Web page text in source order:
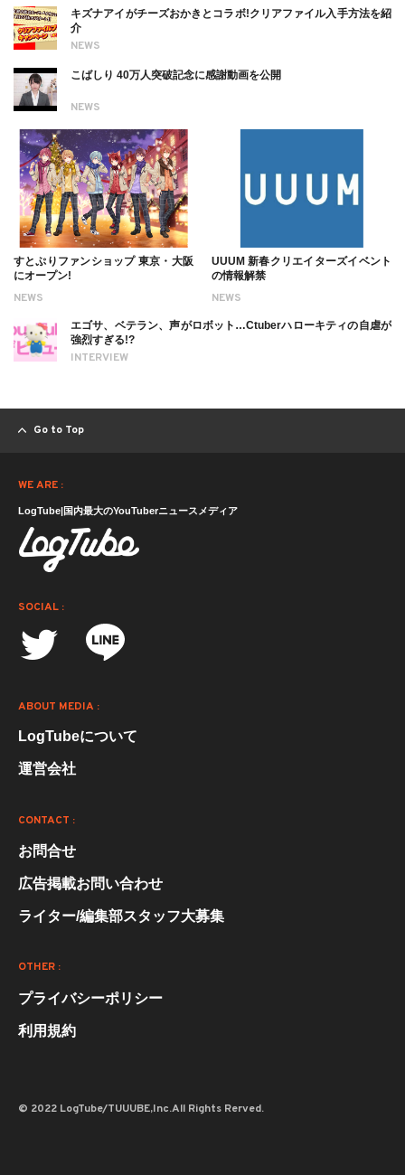
NEWS
キズナアイがチーズおかきとコラボ!クリアファイル入手方法を紹
介
NEWS
こばしり 40万人突破記念に感謝動画を公開
NEWS
すとぷりファンショップ 東京・大阪
にオープン!
NEWS
UUUM 新春クリエイターズイベント
の情報解禁
INTERVIEW
エゴサ、ベテラン、声がロボット…Ctuberハローキティの自虐が
強烈すぎる!?
Go to Top
WE ARE :
LogTube|国内最大のYouTuberニュースメディア
SOCIAL :
ABOUT MEDIA :
LogTubeについて
運営会社
CONTACT :
お問合せ
広告掲載お問い合わせ
ライター/編集部スタッフ大募集
OTHER :
プライバシーポリシー
利用規約
© 2022 LogTube/TUUUBE,Inc.All Rights Rerved.